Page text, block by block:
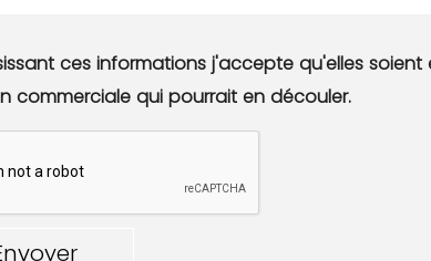
ces informations j'accepte qu'elles
commerciale qui pourrait en découler.